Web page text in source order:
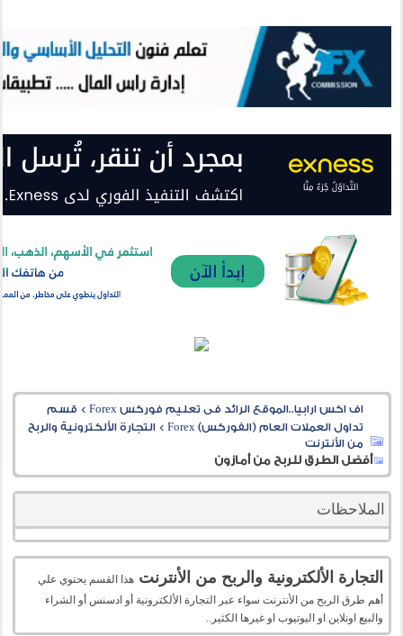
اف اكس ارابيا..الموقع الرائد فى تعليم فوركس Forex > قسم
تداول العملات العام (الفوركس) Forex
>التجارة الألكترونية والربح
من الأنترنت
أفضل الطرق للربح من أمازون
الملاحظات
التجارة الألكترونية والربح من الأنترنت هذا القسم يحتوي علي
أهم طرق الربح من الأنترنت سواء عبر التجارة الألكترونية أو ادسنس أو الشراء
والبيع اونلاين او اليوتيوب او غيرها الكثير..